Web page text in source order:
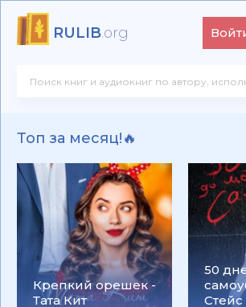
RULIB.org
Топ за месяц!🔥
Крепкий орешек -
Тата Кит
50